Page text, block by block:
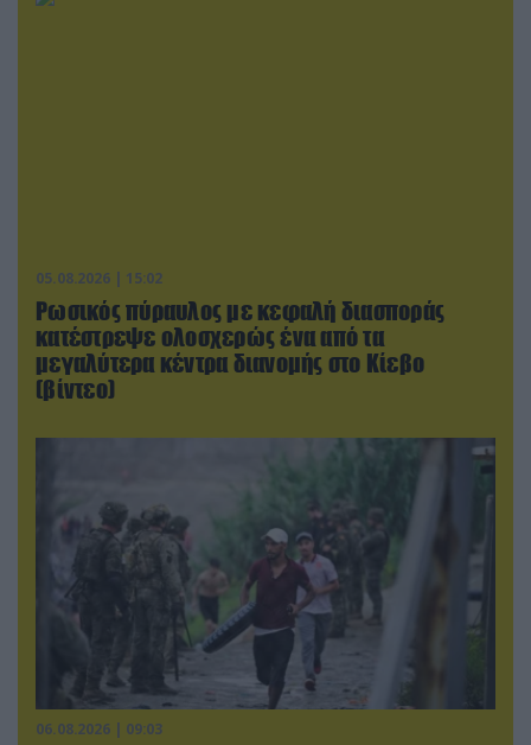
05.08.2026 | 15:02
Ρωσικός πύραυλος με κεφαλή διασποράς
κατέστρεψε ολοσχερώς ένα από τα
μεγαλύτερα κέντρα διανομής στο Κίεβο
(βίντεο)
06.08.2026 | 09:03